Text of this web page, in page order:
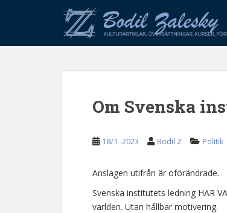
p
Om Svenska
18/1 -2023 Bodil Z Politik
Anslagen utifrån är oförändrade.
Svenska institutets ledning HAR
världen. Utan hållbar motivering.